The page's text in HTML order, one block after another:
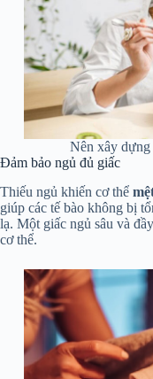
Nên xây dựng
Đảm bảo ngủ đủ giấc
Thiếu ngủ khiến cơ thể
giúp các tế bào không bị
lạ. Một giấc ngủ sâu và
cơ thể.